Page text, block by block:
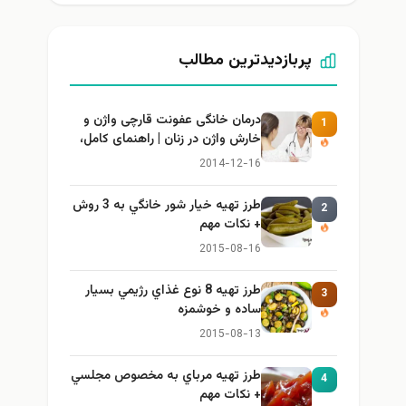
پربازدیدترین مطالب
درمان خانگی عفونت قارچی واژن و
خارش واژن در زنان | راهنمای کامل،
ایمن و کاربردی
2014-12-16
طرز تهيه خیار شور خانگي به 3 روش
+ نكات مهم
2015-08-16
طرز تهيه 8 نوع غذاي رژيمي بسيار
ساده و خوشمزه
2015-08-13
طرز تهيه مرباي به مخصوص مجلسي
+ نكات مهم